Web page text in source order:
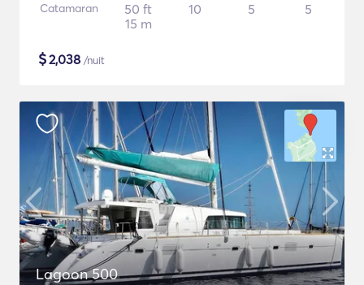
Catamaran
50 ft
15 m
10 5 5
$2,038 /nuit
Lagoon 500